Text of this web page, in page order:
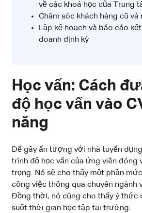
về các khoá học của Trung
Chăm sóc khách hàng cũ và
Lập kế hoạch và báo cáo
doanh định kỳ
Học vấn: Cách
độ học vấn vào
năng
Để gây ấn tượng với nhà tuyển
trình độ học vấn của ứng viên đóng
trọng. Nó sẽ cho thấy một phần
công việc thông qua chuyên ngành
Đồng thời, nó cũng cho thấy ý thức
suốt thời gian học tập tại trường.